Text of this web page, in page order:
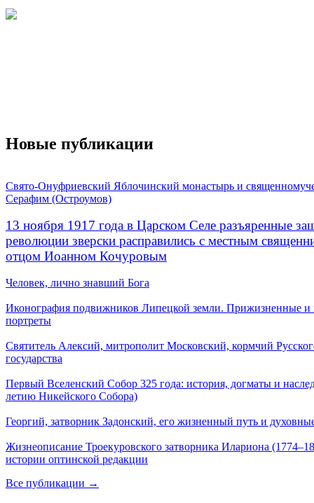
Новые публикации
Свято-Онуфриевский Яблочинский монастырь и
Серафим (Остроумов)
13 ноября 1917 года в Царском Селе разъяренные
революции зверски расправились с местным
отцом Иоанном Кочуровым
Человек, лично знавший Бога
Иконография подвижников Липецкой земли. Прижизненные и
портреты
Святитель Алексий, митрополит Московский, кормчий
государства
Первый Вселенский Собор 325 года: история, догматы и
летию Никейского Собора)
Георгий, затворник Задонский, его жизненный путь и
Жизнеописание Троекуровского затворника Илариона
истории оптинской редакции
Все публикации →